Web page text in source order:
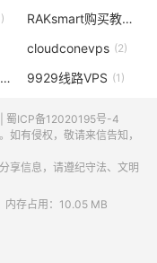
RAKsmart购买教程
cloudconevps (2)
ColoCrossing官网
(1) 9929线路VPS (1)
蜀ICP备12020195号-4
如有侵权，敬请来信告知，
享信息，请遵纪守法、文明
内存占用：10.05 MB